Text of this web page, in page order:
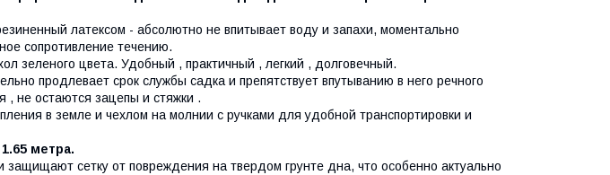
латексом - абсолютно не впитывает воду и запахи, моментально
сопротивление течению.
зеленого цвета. Удобный , практичный , легкий , долговечный.
продлевает срок службы садка и препятствует впутыванию в него речного
, не остаются зацепы и стяжки .
в земле и чехлом на молнии с ручками для удобной транспортировки и
метра.
защищают сетку от повреждения на твердом грунте дна, что особенно актуально